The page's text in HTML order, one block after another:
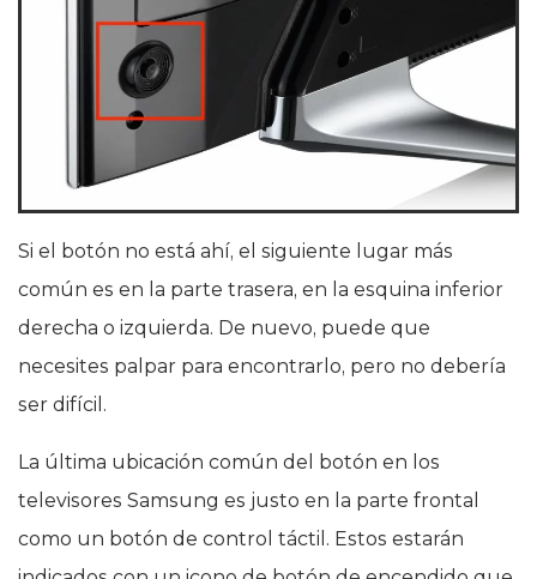
Si el botón no está ahí, el siguiente lugar más
común es en la parte trasera, en la esquina inferior
derecha o izquierda. De nuevo, puede que
necesites palpar para encontrarlo, pero no debería
ser difícil.
La última ubicación común del botón en los
televisores Samsung es justo en la parte frontal
como un botón de control táctil. Estos estarán